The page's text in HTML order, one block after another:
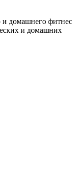
домашнего фитнес
и домашних